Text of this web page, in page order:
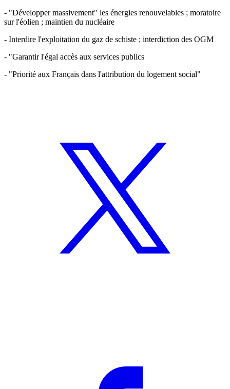
- "Développer massivement" les énergies renouvelables ; moratoire
sur l'éolien ; maintien du nucléaire
- Interdire l'exploitation du gaz de schiste ; interdiction des OGM
- "Garantir l'égal accès aux services publics
- "Priorité aux Français dans l'attribution du logement social"